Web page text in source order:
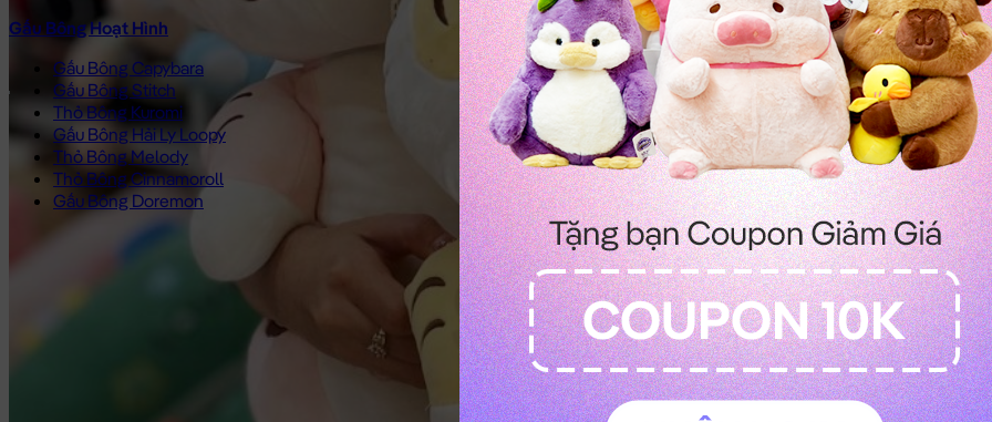
Gấu Bông Hoạt Hình
Gấu Bông Capybara
Gấu Bông Stitch
Thỏ Bông Kuromi
Gấu Bông Hải Ly Loopy
Thỏ Bông Melody
Thỏ Bông Cinnamoroll
Gấu Bông Doremon